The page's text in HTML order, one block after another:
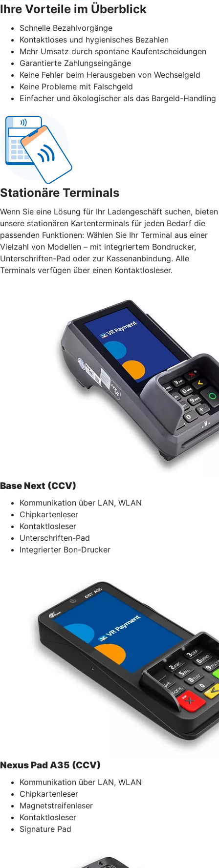
Ihre Vorteile im Überblick
Schnelle Bezahlvorgänge
Kontaktloses und hygienisches Bezahlen
Mehr Umsatz durch spontane Kaufentscheidungen
Garantierte Zahlungseingänge
Keine Fehler beim Herausgeben von Wechselgeld
Keine Probleme mit Falschgeld
Einfacher und ökologischer als das Bargeld-Handling
Stationäre Terminals
Wenn Sie eine Lösung für Ihr Ladengeschäft suchen, bieten
unsere stationären Kartenterminals für jeden Bedarf die
passenden Funktionen: Wählen Sie Ihr Terminal aus einer
Vielzahl von Modellen – mit integriertem Bondrucker,
Unterschriften-Pad oder zur Kassenanbindung. Alle
Terminals verfügen über einen Kontaktlosleser.
Base Next (CCV)
Kommunikation über LAN, WLAN
Chipkartenleser
Kontaktlosleser
Unterschriften-Pad
Integrierter Bon-Drucker
Nexus Pad A35 (CCV)
Kommunikation über LAN, WLAN
Chipkartenleser
Magnetstreifenleser
Kontaktlosleser
Signature Pad